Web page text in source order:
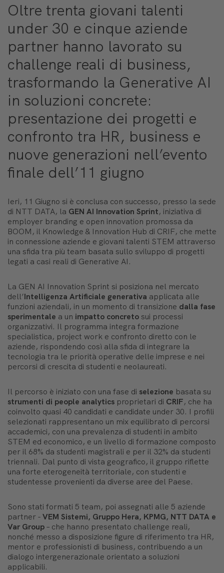
Oltre trenta giovani talenti
under 30 e cinque aziende
partner hanno lavorato su
challenge reali di business,
trasformando la Generative AI
in soluzioni concrete:
presentazione dei progetti e
confronto tra HR, business e
nuove generazioni nell’evento
finale dell’11 giugno
Ieri, 11 Giugno si è conclusa con successo, presso la sede
di NTT DATA, la GEN AI Innovation Sprint, iniziativa di
employer branding e open innovation promossa da
BOOM, il Knowledge & Innovation Hub di CRIF, che mette
in connessione aziende e giovani talenti STEM attraverso
una sfida tra più team basata sullo sviluppo di progetti
legati a casi reali di Generative AI.
La GEN AI Innovation Sprint si posiziona nel mercato
dell’Intelligenza Artificiale generativa applicata alle
funzioni aziendali, in un momento di transizione dalla fase
sperimentale a un impatto concreto sui processi
organizzativi. Il programma integra formazione
specialistica, project work e confronto diretto con le
aziende, rispondendo così alla sfida di integrare la
tecnologia tra le priorità operative delle imprese e nei
percorsi di crescita di studenti e neolaureati.
Il percorso è iniziato con una fase di selezione basata su
strumenti di people analytics proprietari di CRIF, che ha
coinvolto quasi 40 candidati e candidate under 30. I profili
selezionati rappresentano un mix equilibrato di percorsi
accademici, con una prevalenza di studenti in ambito
STEM ed economico, e un livello di formazione composto
per il 68% da studenti magistrali e per il 32% da studenti
triennali. Dal punto di vista geografico, il gruppo riflette
una forte eterogeneità territoriale, con studenti e
studentesse provenienti da diverse aree del Paese.
Sono stati formati 5 team, poi assegnati alle 5 aziende
partner -VEM Sistemi, Gruppo Hera, KPMG, NTT DATA e
Var Group– che hanno presentato challenge reali,
nonché messo a disposizione figure di riferimento tra HR,
mentor e professionisti di business, contribuendo a un
dialogo intergenerazionale orientato a soluzioni
applicabili.